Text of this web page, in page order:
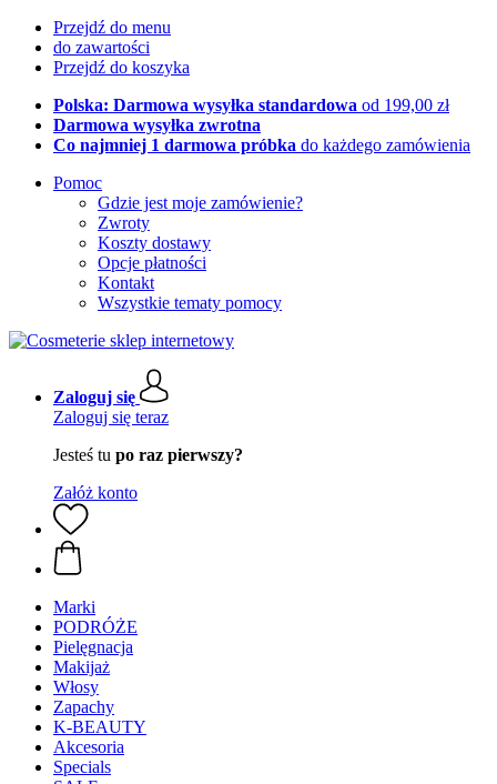
Przejdź do menu
do zawartości
Przejdź do koszyka
Polska: Darmowa wysyłka standardowa od 199,00 zł
Darmowa wysyłka zwrotna
Co najmniej 1 darmowa próbka do każdego zamówienia
Pomoc
Gdzie jest moje zamówienie?
Zwroty
Koszty dostawy
Opcje płatności
Kontakt
Wszystkie tematy pomocy
Zaloguj się
Zaloguj się teraz
Jesteś tu po raz pierwszy?
Załóż konto
Marki
PODRÓŻE
Pielęgnacja
Makijaż
Włosy
Zapachy
K-BEAUTY
Akcesoria
Specials